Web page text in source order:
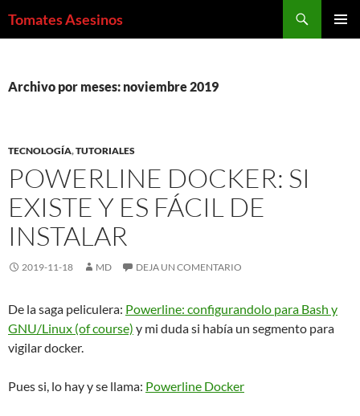
Tomates Asesinos
Archivo por meses: noviembre 2019
TECNOLOGÍA,TUTORIALES
POWERLINE DOCKER: SI
EXISTE Y ES FÁCIL DE
INSTALAR
2019-11-18 MD DEJA UN COMENTARIO
De la saga peliculera: Powerline: configurandolo para Bash y
GNU/Linux (of course) y mi duda si había un segmento para
vigilar docker.
Pues si, lo hay y se llama: Powerline Docker